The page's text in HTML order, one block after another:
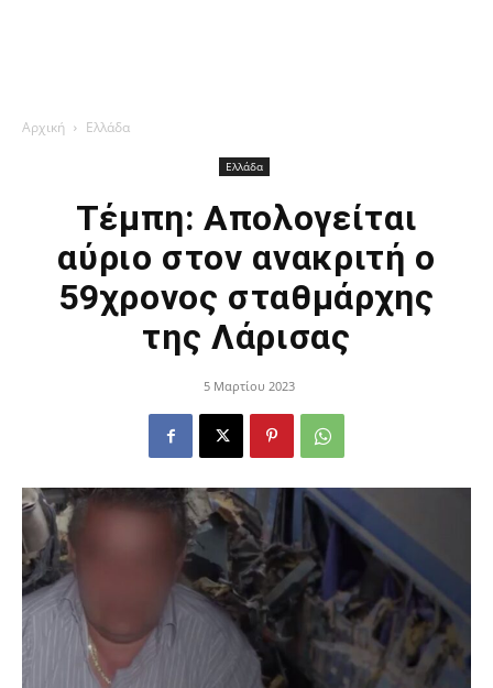
Αρχική Ελλάδα
Ελλάδα
Τέμπη: Απολογείται
αύριο στον ανακριτή ο
59χρονος σταθμάρχης
της Λάρισας
5 Μαρτίου 2023